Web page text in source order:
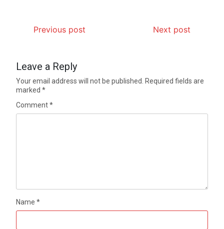
Previous post Next post
Leave a Reply
Your email address will not be published.
Required fields are
marked*
Comment*
Name*